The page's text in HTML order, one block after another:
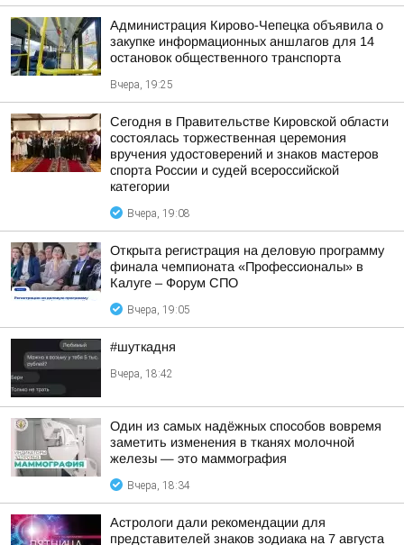
Администрация Кирово-Чепецка объявила о
закупке информационных аншлагов для 14
остановок общественного транспорта
Вчера, 19:25
Сегодня в Правительстве Кировской области
состоялась торжественная церемония
вручения удостоверений и знаков мастеров
спорта России и судей всероссийской
категории
Вчера, 19:08
Открыта регистрация на деловую программу
финала чемпионата «Профессионалы» в
Калуге – Форум СПО
Вчера, 19:05
#шуткадня
Вчера, 18:42
Один из самых надёжных способов вовремя
заметить изменения в тканях молочной
железы — это маммография
Вчера, 18:34
Астрологи дали рекомендации для
представителей знаков зодиака на 7 августа